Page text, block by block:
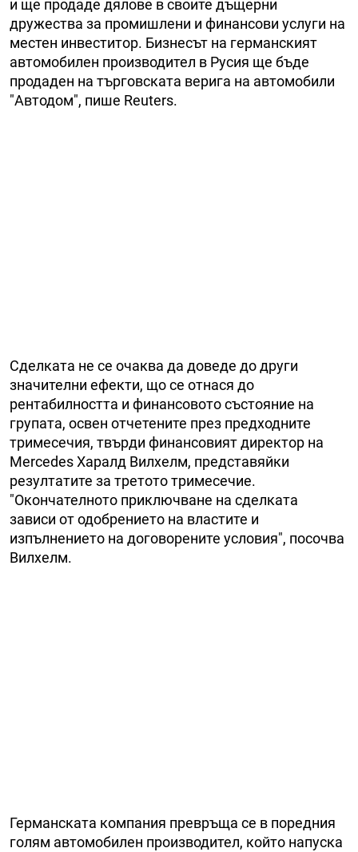
и ще продаде дялове в своите дъщерни
дружества за промишлени и финансови услуги на
местен инвеститор. Бизнесът на германският
автомобилен производител в Русия ще бъде
продаден на търговската верига на автомобили
"Автодом", пише Reuters.
Сделката не се очаква да доведе до други
значителни ефекти, що се отнася до
рентабилността и финансовото състояние на
групата, освен отчетените през предходните
тримесечия, твърди финансовият директор на
Mercedes Харалд Вилхелм, представяйки
резултатите за третото тримесечие.
"Окончателното приключване на сделката
зависи от одобрението на властите и
изпълнението на договорените условия", посочва
Вилхелм.
Германската компания превръща се в поредния
голям автомобилен производител, който напуска